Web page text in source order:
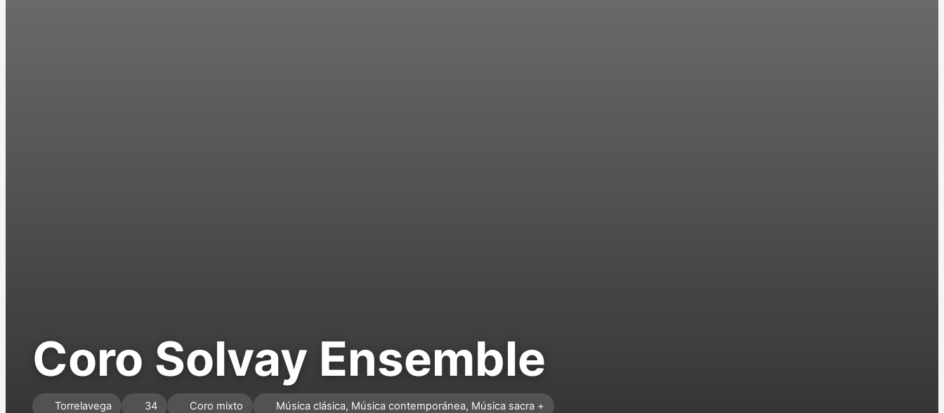
Coro Solvay Ensemble
Torrelavega 34 Coro mixto Música clásica, Música contemporánea, Música sacra +